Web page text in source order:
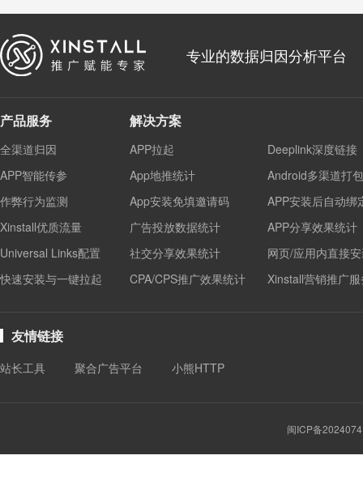
专业的数据归因分析平台
产品服务
全渠道归因
APP智能传参
作弊行为监测
Xinstall优质流量
Universal Links配置
快速安装与一键拉起
解决方案
APP拉起
Deeplink深度链接
App地推统计
Android多渠道打包
App安装免填邀请码
APP安装后自动绑
广告投放数据统计
APP分享效果统计
社交分享效果统计
网页/应用内直接
CPA/CPS推广效果统计
Xinstall营销推广
友情链接
站长工具 聚合广告平台 小熊HTTP
闽ICP备